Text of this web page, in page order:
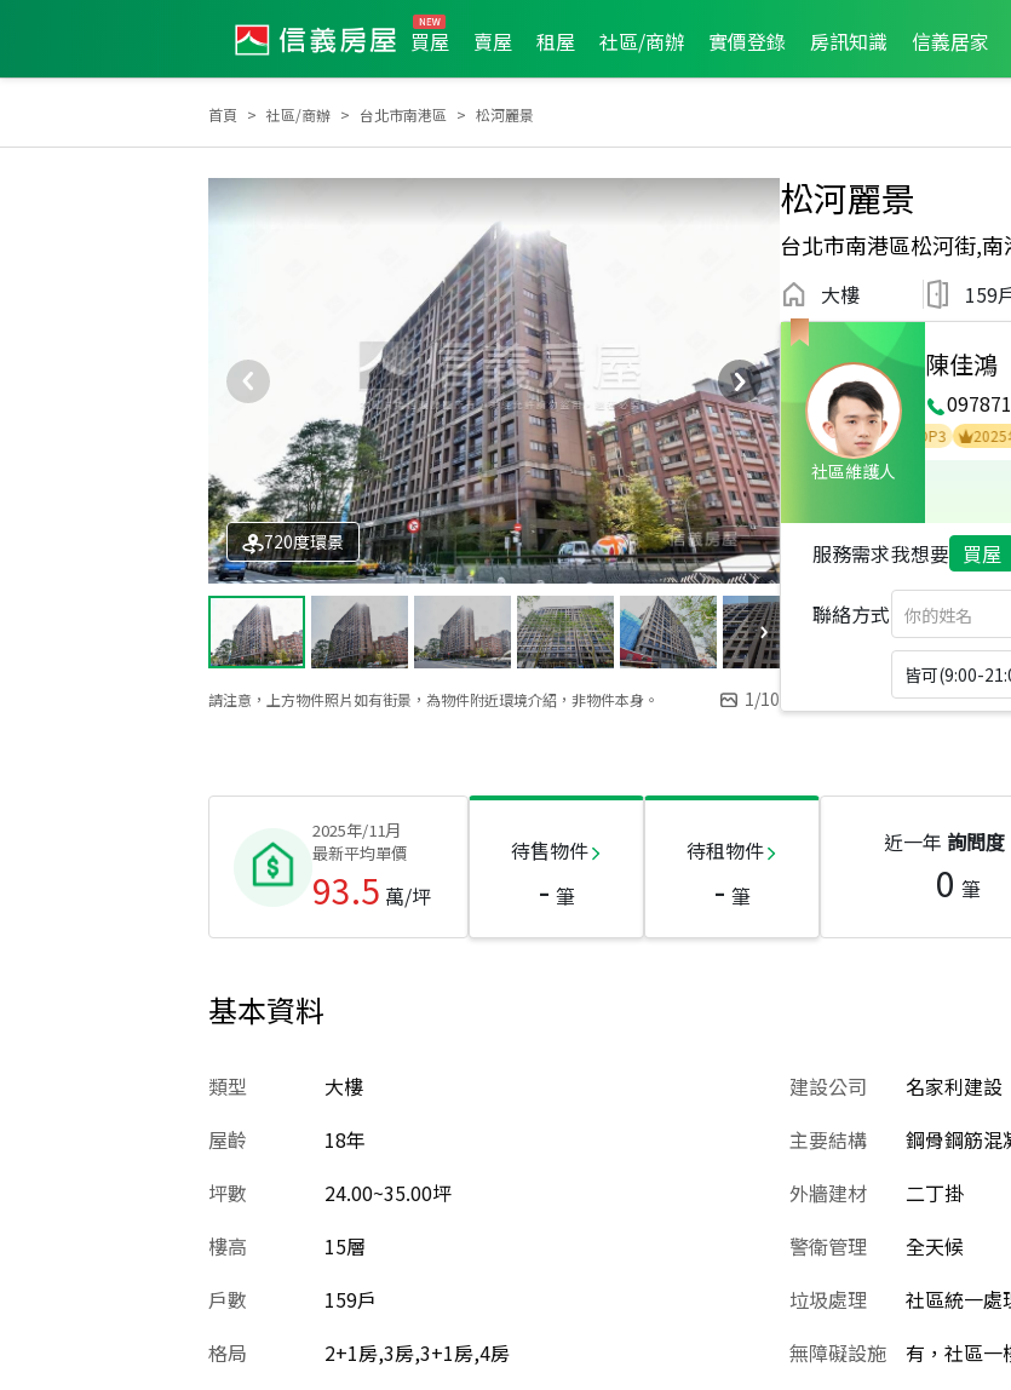
買屋 賣屋 租屋 社區/商辦 實價登錄 房訊知識 信義居家
首頁 社區/商辦 台北市南港區 松河麗景
請注意，上方物件照片如有街景，為物件附近環境介紹，非物件本身。 1/10
720度環景
松河麗景
台北市南港區松河街,
大樓 159
社區維護人
陳佳鴻
2025年度區業績TOP3 2025年12月區業績TOP2 2025年10月區業績TOP2 2026年1月區成件TOP3
2025年6月
服務需求我想要 買屋
聯絡方式
皆可(9:00-
2025年/11月
最新平均單價
93.5 萬/坪
待售物件
- 筆
待租物件
- 筆
近一年 詢問度
0 筆
基本資料
類型
大樓
屋齡
18年
坪數
24.00~35.00坪
樓高
15層
戶數
159戶
格局
2+1房,3房,3+1房,4房
建設公司
名家利建設
主要結構
鋼骨鋼筋混
外牆建材
二丁掛
警衛管理
全天候
垃圾處理
社區統一處
無障礙設施
有，社區一